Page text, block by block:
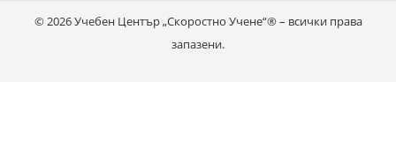
© 2026 Учебен Център „Скоростно Учене“® – всички права
запазени.